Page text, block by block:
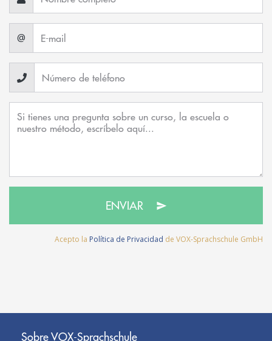
@
ENVIAR
Acepto la Política de Privacidad de VOX-Sprachschule GmbH
Sobre VOX-Sprachschule